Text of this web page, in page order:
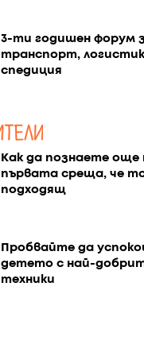
3-ти годишен форум
транспорт,
спедиция
Как да познаете още
първата среща, че
подходящ
Пробвайте да
детето с най-
техники